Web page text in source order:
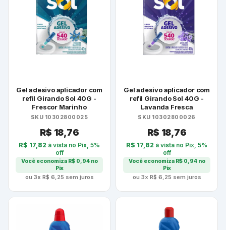
Gel adesivo aplicador com
refil Girando Sol 40G -
Frescor Marinho
SKU 10302800025
R$ 18,76
R$ 17,82 à vista no Pix, 5%
off
Você economiza R$0,94no
Pix
ou 3x R$ 6,25 sem juros
Gel adesivo aplicador com
refil Girando Sol 40G -
Lavanda Fresca
SKU 10302800026
R$ 18,76
R$ 17,82 à vista no Pix, 5%
off
Você economiza R$0,94no
Pix
ou 3x R$ 6,25 sem juros